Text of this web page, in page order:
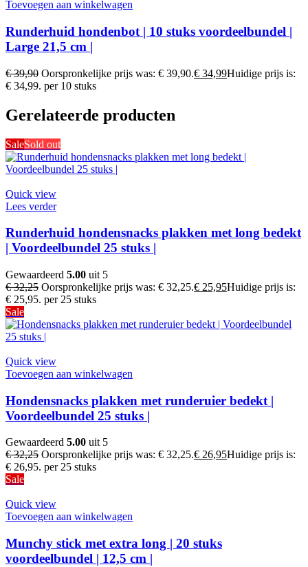
Toevoegen aan winkelwagen
Runderhuid hondenbot | 10 stuks voordeelbundel |
Large 21,5 cm |
€39,90 Oorspronkelijke prijs was: € 39,90.€ 34,99Huidige prijs is:
€ 34,99. per 10 stuks
Gerelateerde producten
SaleSold out
Quick view
Lees verder
Runderhuid hondensnacks plakken met long bedekt
| Voordeelbundel 25 stuks |
Gewaardeerd 5.00 uit 5
€32,25 Oorspronkelijke prijs was: € 32,25.€ 25,95Huidige prijs is:
€ 25,95. per 25 stuks
Sale
Quick view
Toevoegen aan winkelwagen
Hondensnacks plakken met runderuier bedekt |
Voordeelbundel 25 stuks |
Gewaardeerd 5.00 uit 5
€32,25 Oorspronkelijke prijs was: € 32,25.€ 26,95Huidige prijs is:
€ 26,95. per 25 stuks
Sale
Quick view
Toevoegen aan winkelwagen
Munchy stick met extra long | 20 stuks
voordeelbundel | 12,5 cm |